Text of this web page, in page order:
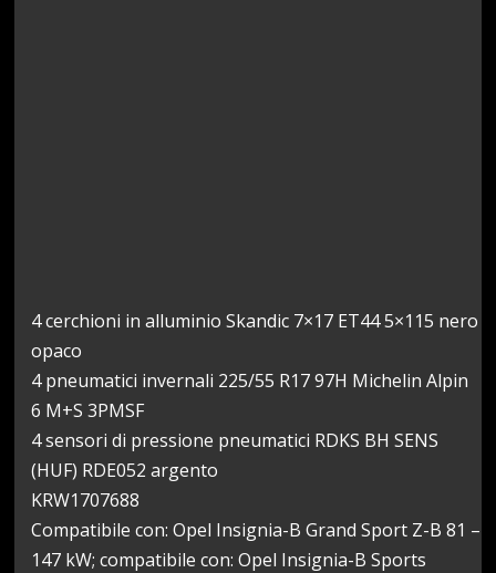
4 cerchioni in alluminio Skandic 7×17 ET44 5×115 nero
opaco
4 pneumatici invernali 225/55 R17 97H Michelin Alpin
6 M+S 3PMSF
4 sensori di pressione pneumatici RDKS BH SENS
(HUF) RDE052 argento
KRW1707688
Compatibile con: Opel Insignia-B Grand Sport Z-B 81 –
147 kW; compatibile con: Opel Insignia-B Sports